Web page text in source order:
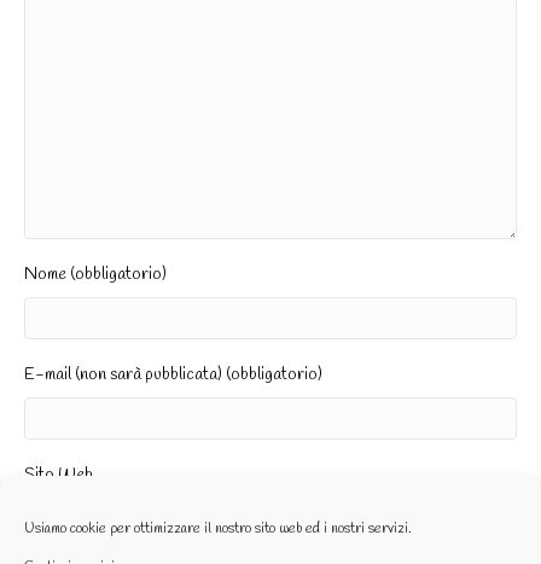
Usiamo cookie per ottimizzare il nostro sito web ed i nostri servizi.
Nome (obbligatorio)
E-mail (non sarà pubblicata) (obbligatorio)
Sito Web